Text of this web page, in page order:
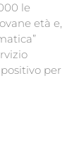
le
età e,
per